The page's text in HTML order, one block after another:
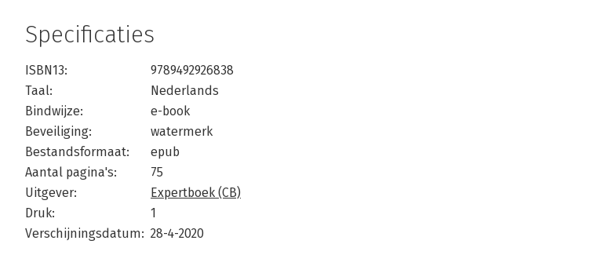
Specificaties
ISBN13:
9789492926838
Taal:
Nederlands
Bindwijze:
e-book
Beveiliging:
watermerk
Bestandsformaat:
epub
Aantal pagina's:
75
Uitgever:
Expertboek (CB)
Druk:
1
Verschijningsdatum: 28-4-2020